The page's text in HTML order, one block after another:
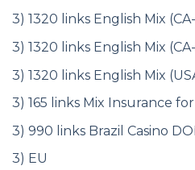
3) 1320 links English Mix
3) 1320 links English Mix
3) 1320 links English Mix
3) 165 links Mix Insurance
3) 990 links Brazil Casino
3) EU